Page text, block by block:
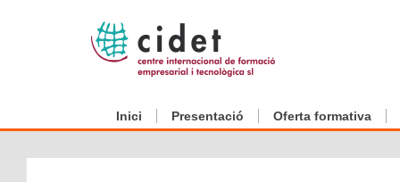
Inici Presentació Oferta formativa